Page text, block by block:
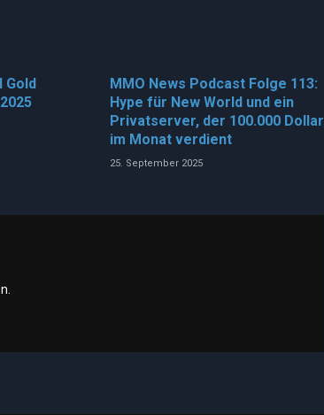
Gold
MMO News Podcast Folge 113:
Hype für New World und ein
Privatserver, der 100.000 Dollar
im Monat verdient
25. September 2025